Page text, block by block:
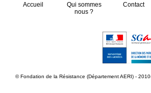
Accueil
Qui sommes
nous ?
Contact
© Fondation de la Résistance (Département AERI) -